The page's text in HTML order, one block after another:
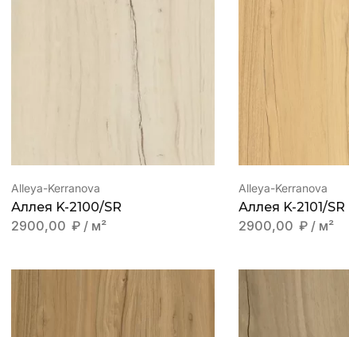
Alleya-Kerranova
Аллея K-2100/SR
2900,00 ₽ / м²
Alleya-Kerranova
Аллея K-2101/SR
2900,00 ₽ / м²